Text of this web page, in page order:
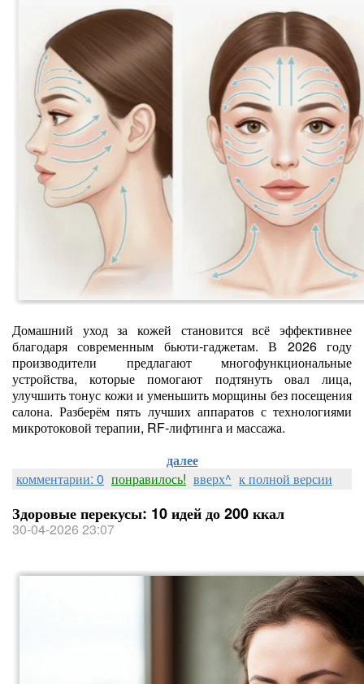
Домашний уход за кожей становится всё эффективнее
благодаря современным бьюти‑гаджетам. В 2026 году
производители предлагают многофункциональные
устройства, которые помогают подтянуть овал лица,
улучшить тонус кожи и уменьшить морщины без посещения
салона. Разберём пять лучших аппаратов с технологиями
микротоковой терапии, RF‑лифтинга и массажа.
далее
комментарии: 0 понравилось! вверх^ к полной версии
Здоровые перекусы: 10 идей до 200 ккал
30-04-2026 23:07